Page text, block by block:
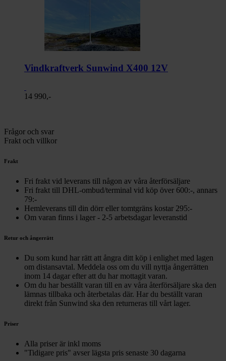
Vindkraftverk Sunwind X400 12V
14 990,-
Frågor och svar
Frakt och villkor
Frakt
Fri frakt vid leverans till någon av våra återförsäljare
Fri frakt till DHL-ombud/terminal vid köp över 600:-, annars
79:-
Hemleverans till din dörr eller tomtgräns kostar 295:-
Om varan finns i lager - 2-5 arbetsdagar leveranstid
Retur och ångerrätt
Du som kund har rätt att ångra ditt köp i enlighet med lagen
om distansavtal. Meddela oss om du vill nyttja ångerrätten
inom 14 dagar efter att du har mottagit varan.
Om du har beställt varan till en av våra återförsäljare ska den
lämnas tillbaka och återbetalas där. Har du beställt varan
direkt från Sunwind ska den returneras till vårt lager.
Priser
Alla priser är inkl moms
"Tidigare pris" avser lägsta pris senaste 30 dagarna